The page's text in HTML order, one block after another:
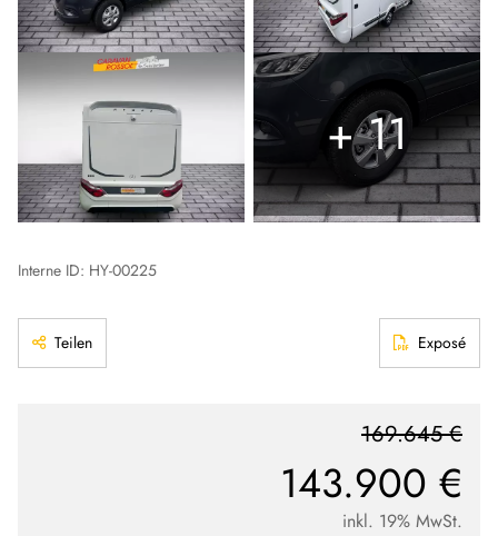
+ 11
Interne ID: HY-00225
Teilen Exposé
143.900 €
169.645 €
inkl. 19% MwSt.